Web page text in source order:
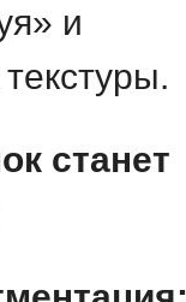
и
станет